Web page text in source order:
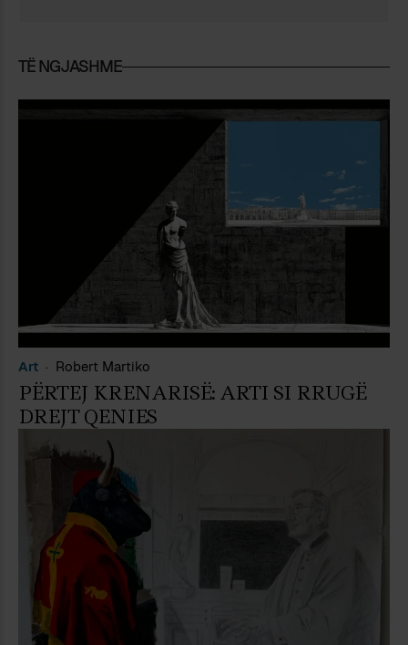
TË NGJASHME
Art Robert Martiko
PËRTEJ KRENARISË: ARTI SI RRUGË
DREJT QENIES